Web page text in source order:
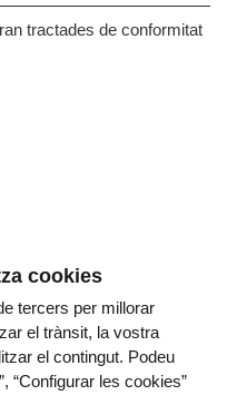
tractades de conformitat
cookies
tercers per millorar
el trànsit, la vostra
el contingut. Podeu
“Configurar les cookies”